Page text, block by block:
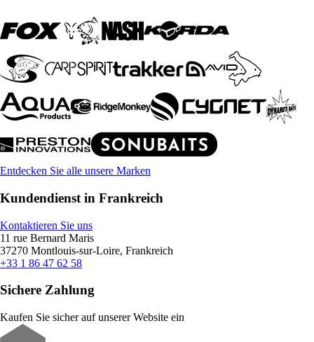
Entdecken Sie alle unsere Marken
Kundendienst in Frankreich
Kontaktieren Sie uns
11 rue Bernard Maris
37270 Montlouis-sur-Loire, Frankreich
+33 1 86 47 62 58
Sichere Zahlung
Kaufen Sie sicher auf unserer Website ein